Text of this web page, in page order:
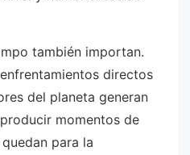
también importan.
directos
del planeta generan
momentos de
para la